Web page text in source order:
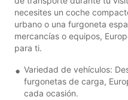
necesites un coche
urbano o una furgoneta
mercancías o equipos,
para ti.
Variedad de vehículos:
furgonetas de carga,
cada ocasión.